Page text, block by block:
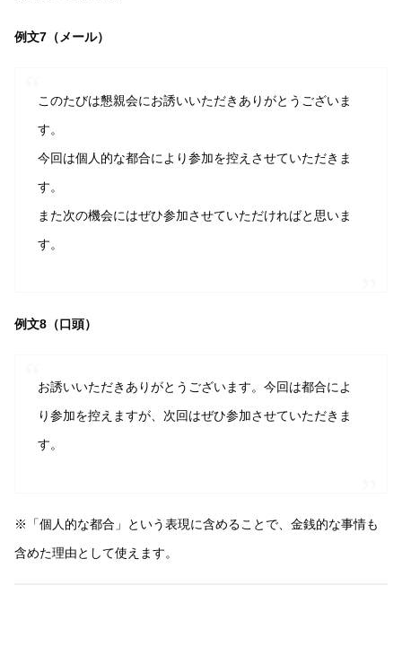
例文7（メール）
このたびは懇親会にお誘いいただきありがとうございま
す。
今回は個人的な都合により参加を控えさせていただきま
す。
また次の機会にはぜひ参加させていただければと思いま
す。
例文8（口頭）
お誘いいただきありがとうございます。今回は都合によ
り参加を控えますが、次回はぜひ参加させていただきま
す。
※「個人的な都合」という表現に含めることで、金銭的な事情も
含めた理由として使えます。